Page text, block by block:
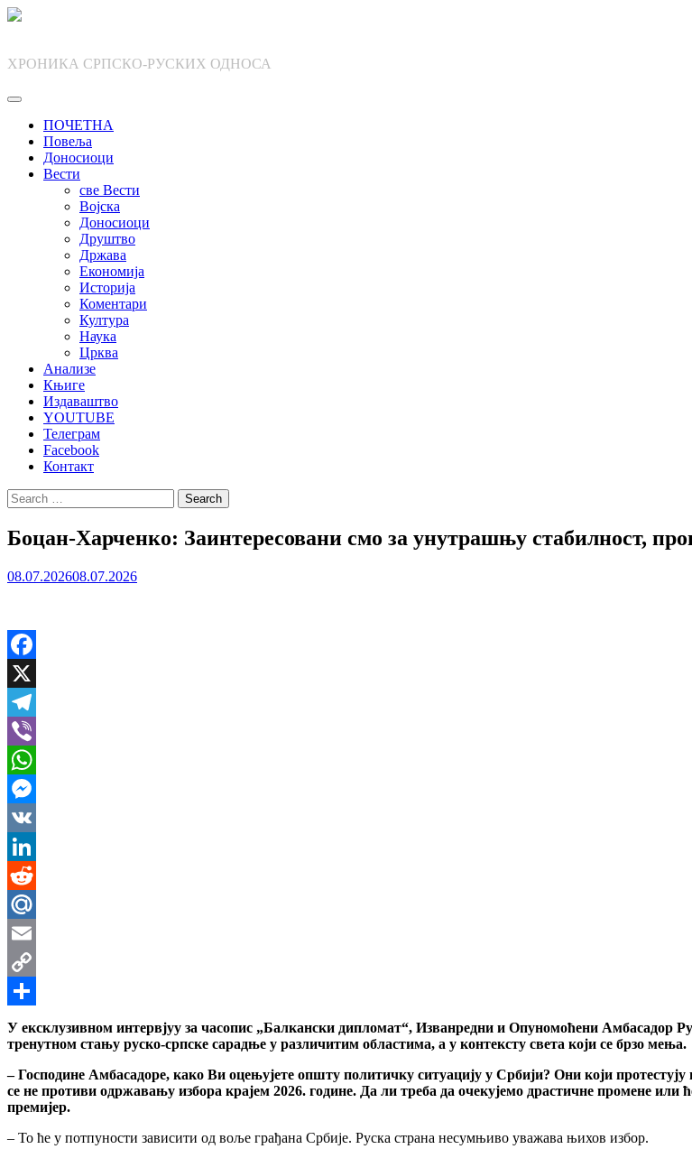
Skip
ХРОНИКА СРПСКО-РУСКИХ ОДНОСА
ПОЧЕТНА
Повеља
Доносиоци
Вести
све Вести
Војска
Доносиоци
Друштво
Држава
Економија
Историја
Коментари
Култура
Наука
Црква
Анализе
Књиге
Издаваштво
YOUTUBE
Телеграм
Facebook
Контакт
Search
for:
Боцан-Харченко: Заинтересовани смо за унутрашњу стабилност,
08.07.202608.07.2026
Facebook
X
Telegram
Viber
WhatsApp
Messenger
VK
LinkedIn
Reddit
Mail.Ru
Email
Copy
Link
Share
У ексклузивном интервјуу за часопис „Балкански дипломат“, Изванредни и Опуномоћени Амбасадор
тренутном стању руско-српске сарадње у различитим областима, а у контексту света који се брзо мења.
– Господине Амбасадоре, како Ви оцењујете општу политичку ситуацију у Србији? Они који
се не противи одржавању избора крајем 2026. године. Да ли треба да очекујемо драстичне промене
премијер.
– То ће у потпуности зависити од воље грађана Србије. Руска страна несумњиво уважава њихов избор.